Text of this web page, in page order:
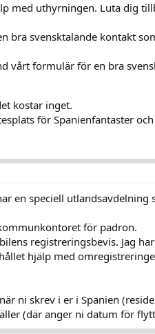
med uthyrningen. Luta dig
bra svensktalande kontakt
vårt formulär för en bra
kostar inget.
för Spanienfantaster
en speciell utlandsavdelning
för padron.
registreringsbevis. Jag
hjälp med
ni skrev i er i Spanien
(där anger ni datum för